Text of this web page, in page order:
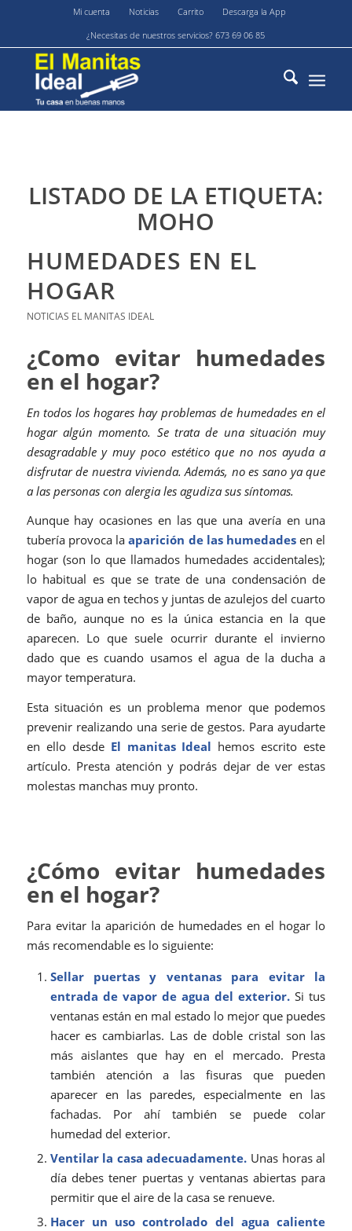
Mi cuenta Noticias Carrito
Descarga la App
¿Necesitas de nuestros servicios? 673 69 06 85
LISTADO DE LA ETIQUETA:
MOHO
HUMEDADES EN EL
HOGAR
NOTICIAS EL MANITAS IDEAL
¿Como evitar humedades
en el hogar?
En todos los hogares hay problemas de humedades en el
hogar algún momento. Se trata de una situación muy
desagradable y muy poco estético que no nos ayuda a
disfrutar de nuestra vivienda. Además, no es sano ya que
a las personas con alergia les agudiza sus síntomas.
Aunque hay ocasiones en las que una avería en una
tubería provoca laaparición de las humedadesen el
hogar (son lo que llamados humedades accidentales);
lo habitual es que se trate de una condensación de
vapor de agua en techos y juntas de azulejos del cuarto
de baño, aunque no es la única estancia en la que
aparecen. Lo que suele ocurrir durante el invierno
dado que es cuando usamos el agua de la ducha a
mayor temperatura.
Esta situación es un problema menor que podemos
prevenir realizando una serie de gestos. Para ayudarte
en ello desde El manitas Ideal hemos escrito este
artículo. Presta atención y podrás dejar de ver estas
molestas manchas muy pronto.
¿Cómo evitar humedades
en el hogar?
Para evitar la aparición de humedades en el hogar lo
más recomendable es lo siguiente:
Sellar puertas y ventanas para evitar la
entrada de vapor de agua del exterior. Si tus
ventanas están en mal estado lo mejor que puedes
hacer es cambiarlas. Las de doble cristal son las
más aislantes que hay en el mercado. Presta
también atención a las fisuras que pueden
aparecer en las paredes, especialmente en las
fachadas. Por ahí también se puede colar
humedad del exterior.
Ventilar la casa adecuadamente. Unas horas al
día debes tener puertas y ventanas abiertas para
permitir que el aire de la casa se renueve.
Hacer un uso controlado del agua caliente